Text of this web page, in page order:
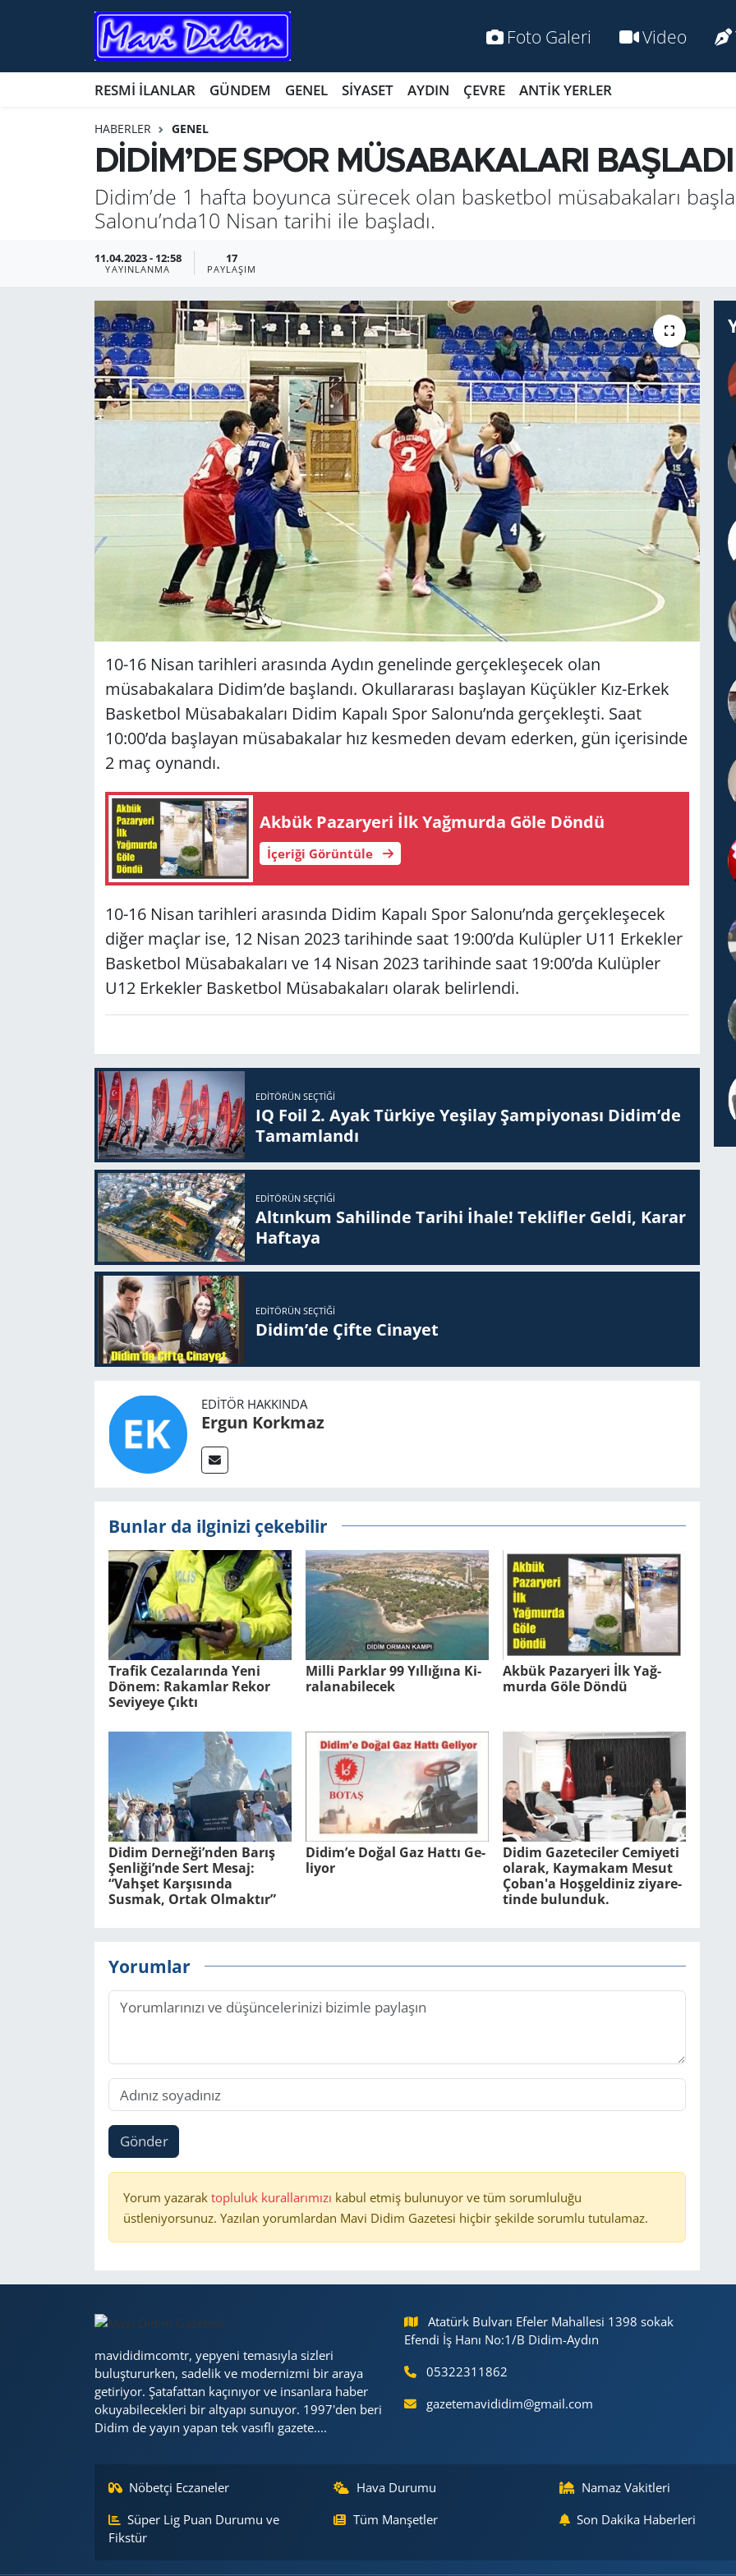
Foto Galeri Video
RESMİ İLANLAR GÜNDEM GENEL SİYASET AYDIN ÇEVRE ANTİK YERLER
HABERLER GENEL
DİDİM’DE SPOR MÜSABAKALARI BAŞLADI
Didim’de 1 hafta boyunca sürecek olan basketbol müsabakaları
Salonu’nda10 Nisan tarihi ile başladı.
11.04.2023 - 12:58
YAYINLANMA
17
PAYLAŞIM
10-16 Nisan tarihleri arasında Aydın genelinde gerçekleşecek olan
müsabakalara Didim’de başlandı. Okullararası başlayan Küçükler Kız-Erkek
Basketbol Müsabakaları Didim Kapalı Spor Salonu’nda gerçekleşti. Saat
10:00’da başlayan müsabakalar hız kesmeden devam ederken, gün içerisinde
2 maç oynandı.
Akbük Pa­zar­ye­ri İlk Yağ­mur­da Göle Döndü
İçeriği Görüntüle
10-16 Nisan tarihleri arasında Didim Kapalı Spor Salonu’nda gerçekleşecek
diğer maçlar ise, 12 Nisan 2023 tarihinde saat 19:00’da Kulüpler U11 Erkekler
Basketbol Müsabakaları ve 14 Nisan 2023 tarihinde saat 19:00’da Kulüpler
U12 Erkekler Basketbol Müsabakaları olarak belirlendi.
EDITÖRÜN SEÇTIĞI
IQ Foil 2. Ayak Tür­ki­ye Ye­şi­lay Şam­pi­yo­na­sı Didim’de
Ta­mam­lan­dı
EDITÖRÜN SEÇTIĞI
Altınkum Sahilinde Tarihi İhale! Teklifler Geldi, Karar
Haftaya
EDITÖRÜN SEÇTIĞI
Didim’de Çifte Ci­na­yet
EDITÖR HAKKINDA
Ergun Korkmaz
Bunlar da ilginizi çekebilir
Tra­fik Ce­za­la­rın­da Yeni
Dönem: Ra­kam­lar Rekor
Se­vi­ye­ye Çıktı
Milli Park­lar 99 Yıl­lı­ğı­na Ki­
ra­la­na­bi­lecek
Akbük Pa­zar­ye­ri İlk Yağ­
mur­da Göle Döndü
Didim Derneği’nden Barış
Şenliği’nde Sert Mesaj:
“Vahşet Karşısında
Susmak, Ortak Olmaktır”
Didim’e Doğal Gaz Hattı Ge­
li­yor
Didim Ga­ze­te­ci­ler Ce­mi­ye­ti
ola­rak, Kay­ma­kam Mesut
Çoban'a Hoş­gel­di­niz zi­ya­re­
tin­de bulunduk.
Yorumlar
Gönder
Yorum yazarak topluluk kurallarımızı kabul etmiş bulunuyor ve tüm sorumluluğu
üstleniyorsunuz. Yazılan yorumlardan Mavi Didim Gazetesi hiçbir şekilde sorumlu tutulamaz.
mavididimcomtr, yepyeni temasıyla sizleri
buluştururken, sadelik ve modernizmi bir araya
getiriyor. Şatafattan kaçınıyor ve insanlara haber
okuyabilecekleri bir altyapı sunuyor. 1997'den beri
Didim de yayın yapan tek vasıflı gazete....
Atatürk Bulvarı Efeler Mahallesi 1398 sokak
Efendi İş Hanı No:1/B Didim-Aydın
05322311862
gazetemavididim@gmail.com
Nöbetçi Eczaneler Hava Durumu
Namaz Vakitleri
Süper Lig Puan Durumu ve
Fikstür
Tüm Manşetler Son Dakika Haberleri
ANTİK YERLER
BİLİM VE TEKNOLOJİ
EKONOMİ
GÜNDEM
Nöbetçi Eczaneler
Namaz Vakitleri
Trafik Durumu
Süper Lig Puan Durumu ve Fikstür
Tüm Manşetler
Son Dakika Haberleri
Haber Arşivi